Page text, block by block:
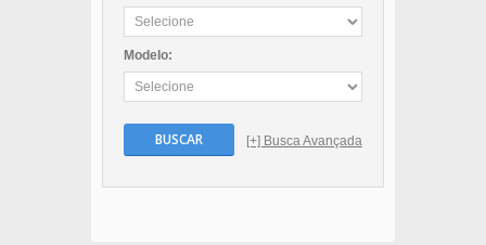
Modelo:
BUSCAR [+] Busca Avançada